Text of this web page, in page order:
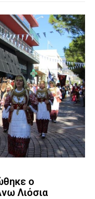
ο
Λιόσια